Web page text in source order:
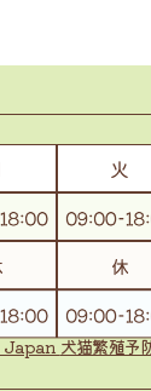
Japan犬猫繁殖予